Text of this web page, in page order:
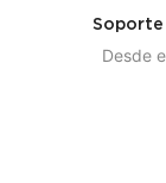
Soporte
Desde